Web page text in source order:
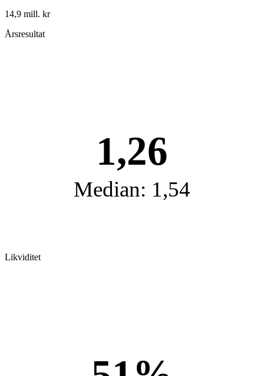
14,9 mill. kr
Årsresultat
1,26
Median: 1,54
Likviditet